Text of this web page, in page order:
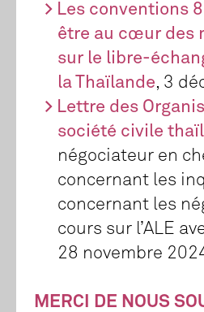
Les conventions
être au cœur des
sur le libre-
la Thaïlande, 3
Lettre des
société civile
négociateur en
concernant les
concernant les
cours sur l’ALE
28 novembre
MERCI DE NOUS